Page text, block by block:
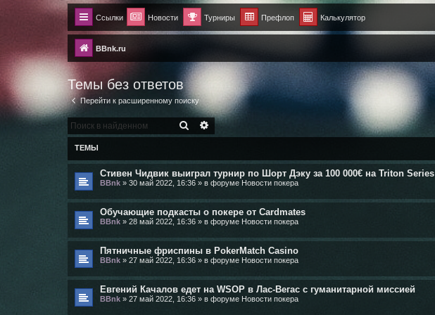
Ссылки Новости Турниры Префлоп Калькулятор
BBnk.ru
Темы без ответов
Перейти к расширенному поиску
ПОИСКРАСШИРЕННЫЙ ПОИСК
ТЕМЫ
Стивен Чидвик выиграл турнир по Шорт Дэку за 100 000€ на Triton Series
BBnk » 30 май 2022, 16:36 » в форуме Новости покера
Обучающие подкасты о покере от Cardmates
BBnk » 28 май 2022, 16:36 » в форуме Новости покера
Пятничные фриспины в PokerMatch Casino
BBnk » 27 май 2022, 16:36 » в форуме Новости покера
Евгений Качалов едет на WSOP в Лас-Вегас с гуманитарной миссией
BBnk » 27 май 2022, 16:36 » в форуме Новости покера